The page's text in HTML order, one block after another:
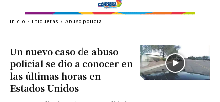
Un nuevo caso de abuso
policial se dio a conocer en
las últimas horas en
Estados Unidos
Inicio Etiquetas Abuso policial